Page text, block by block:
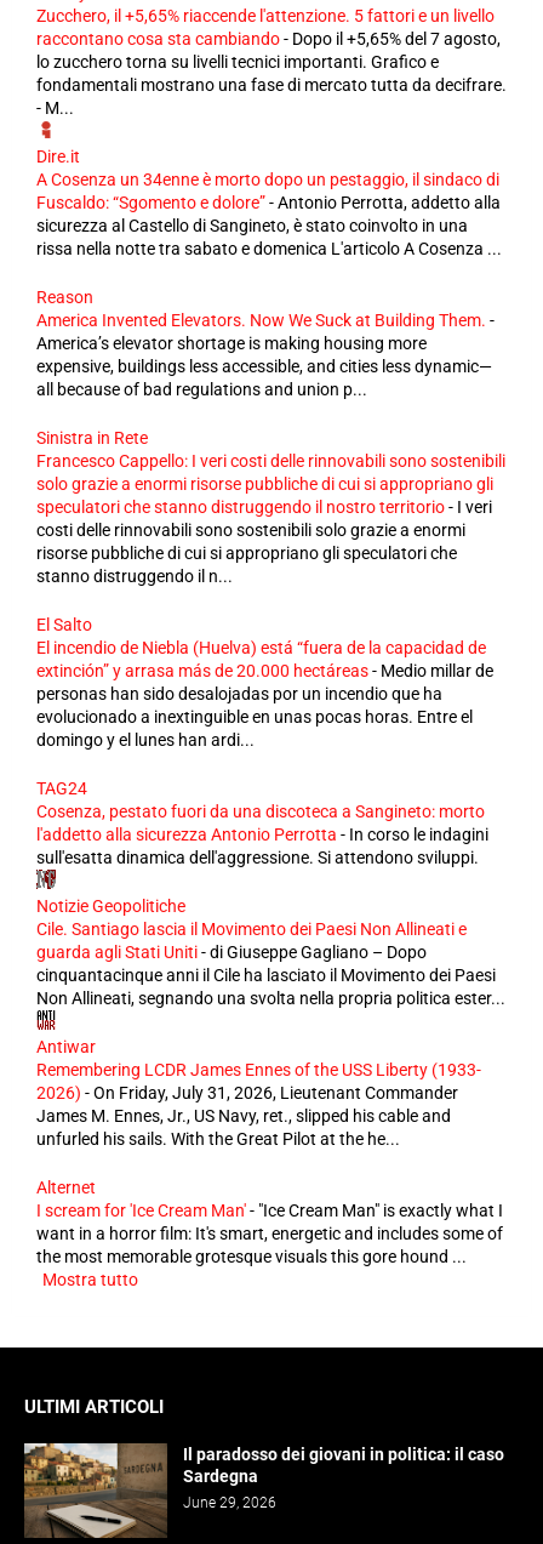
Zucchero, il +5,65% riaccende l'attenzione. 5 fattori e un livello
raccontano cosa sta cambiando- Dopo il +5,65% del 7 agosto,
lo zucchero torna su livelli tecnici importanti. Grafico e
fondamentali mostrano una fase di mercato tutta da decifrare.
- M...
Dire.it
A Cosenza un 34enne è morto dopo un pestaggio, il sindaco di
Fuscaldo: “Sgomento e dolore”-Antonio Perrotta, addetto alla
sicurezza al Castello di Sangineto, è stato coinvolto in una
rissa nella notte tra sabato e domenica L'articolo A Cosenza ...
Reason
America Invented Elevators. Now We Suck at Building Them. -
America’s elevator shortage is making housing more
expensive, buildings less accessible, and cities less dynamic—
all because of bad regulations and union p...
Sinistra in Rete
Francesco Cappello: I veri costi delle rinnovabili sono sostenibili
solo grazie a enormi risorse pubbliche di cui si appropriano gli
speculatori che stanno distruggendo il nostro territorio- I veri
costi delle rinnovabili sono sostenibili solo grazie a enormi
risorse pubbliche di cui si appropriano gli speculatori che
stanno distruggendo il n...
El Salto
El incendio de Niebla (Huelva) está “fuera de la capacidad de
extinción” y arrasa más de 20.000 hectáreas- Medio millar de
personas han sido desalojadas por un incendio que ha
evolucionado a inextinguible en unas pocas horas. Entre el
domingo y el lunes han ardi...
TAG24
Cosenza, pestato fuori da una discoteca a Sangineto: morto
l'addetto alla sicurezza Antonio Perrotta - In corso le indagini
sull'esatta dinamica dell'aggressione. Si attendono sviluppi.
Notizie Geopolitiche
Cile. Santiago lascia il Movimento dei Paesi Non Allineati e
guarda agli Stati Uniti-di Giuseppe Gagliano – Dopo
cinquantacinque anni il Cile ha lasciato il Movimento dei Paesi
Non Allineati, segnando una svolta nella propria politica ester...
Antiwar
Remembering LCDR James Ennes of the USS Liberty (1933-
2026) -On Friday, July 31, 2026, Lieutenant Commander
James M. Ennes, Jr., US Navy, ret., slipped his cable and
unfurled his sails. With the Great Pilot at the he...
Alternet
I scream for 'Ice Cream Man'- "Ice Cream Man" is exactly what I
want in a horror film: It's smart, energetic and includes some of
the most memorable grotesque visuals this gore hound ...
Mostra tutto
ULTIMI ARTICOLI
Il paradosso dei giovani in politica: il caso
Sardegna
June 29, 2026